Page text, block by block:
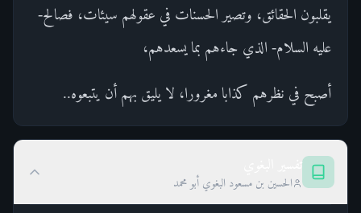
يقلبون الحقائق، وتصير الحسنات في عقولهم سيئات، فصالح-
عليه السلام- الذي جاءهم بما يسعدهم،
أصبح في نظرهم كذابا مغرورا، لا يليق بهم أن يتبعوه..
الحسين بن مسعود البغوي أبو محمد